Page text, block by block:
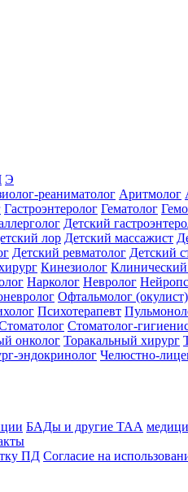
Э
реаниматолог Аритмолог
Гастроэнтеролог Гематолог
Детский
лор Детский массажист
Детский ревматолог Детский
Кинезиолог
Нарколог Невролог
Офтальмолог (окулист)
Психотерапевт
Стоматолог-
онколог Торакальный хирург
эндокринолог Челюстно-
БАДы и другие ТАА
ПД Согласие на